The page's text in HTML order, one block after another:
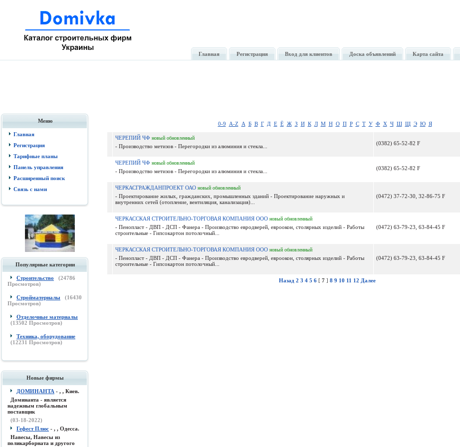
Главная Регистрация Вход для клиентов Доска объявлений Карта сайта
Меню
Главная
Регистрация
Тарифные планы
Панель управления
Расширенный поиск
Связь с нами
Популярные категории
Строительство (24786
Просмотров)
Стройматериалы (16430
Просмотров)
Отделочные материалы
(13502 Просмотров)
Техника, оборудование
(12231 Просмотров)
Новые фирмы
ДОМИНАНТА - , , Киев.
Доминанта - является
надежным глобальным
поставщик
(03-18-2022)
Гефест Плюс - , , Одесса.
Навесы, Навесы из
поликарборната и другого
0-9 A-Z А Б В Г Д Е Ё Ж З И К Л М Н О П Р С Т У Ф Х Ч Ш Щ Э Ю Я
ЧЕРЕПИЙ ЧФ новый обновленный
- Производство метизов - Перегородки из алюминия и стекла... (0382) 65-52-82 F
ЧЕРЕПИЙ ЧФ новый обновленный
- Производство метизов - Перегородки из алюминия и стекла... (0382) 65-52-82 F
ЧЕРКАСГРАЖДАНПРОЕКТ ОАО новый обновленный
- Проектирование жилых, гражданских, промышленных зданий - Проектирование наружных и
внутренних сетей (отопление, вентиляция, канализация)...
(0472) 37-72-30, 32-86-75 F
ЧЕРКАССКАЯ СТРОИТЕЛЬНО-ТОРГОВАЯ КОМПАНИЯ ООО новый обновленный
- Пенопласт - ДВП - ДСП - Фанера - Производство евродверей, евроокон, столярных изделий - Работы
строительные - Гипсокартон потолочный...
(0472) 63-79-23, 63-84-45 F
ЧЕРКАССКАЯ СТРОИТЕЛЬНО-ТОРГОВАЯ КОМПАНИЯ ООО новый обновленный
- Пенопласт - ДВП - ДСП - Фанера - Производство евродверей, евроокон, столярных изделий - Работы
строительные - Гипсокартон потолочный...
(0472) 63-79-23, 63-84-45 F
Назад 2 3 4 5 6[ 7] 8 9 10 11 12 Далее